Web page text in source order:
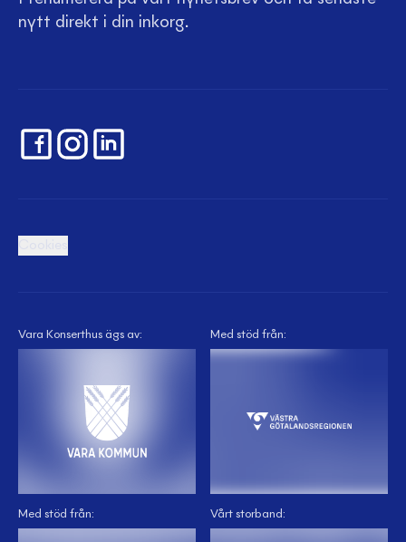
nytt direkt i din inkorg.
Vara Konserthus ägs av: Med stöd från:
Med stöd från: Vårt storband: